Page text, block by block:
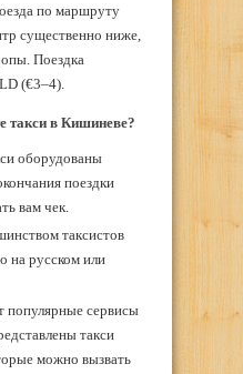
по маршруту
существенно ниже,
Поездка
(€3–4).
такси в Кишиневе?
оборудованы
поездки
вам чек.
таксистов
на русском или
популярные сервисы
такси
можно вызвать